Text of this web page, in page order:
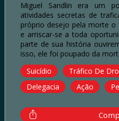
Miguel Sandlin era um
atividades secretas de
próprio desejo pela morte
e arriscar-se a toda
parte de sua história
isso, ele foi poupado da
Suicídio
Tráfico De
Delegacia
Ação